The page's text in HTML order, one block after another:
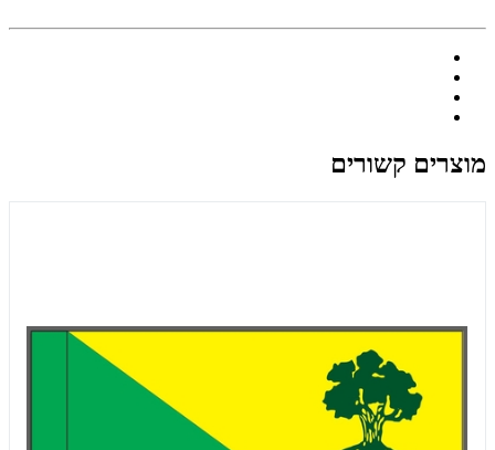
מוצרים קשורים